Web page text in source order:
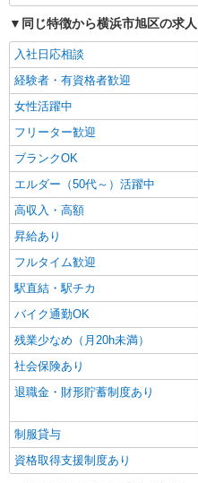
派遣社員
株式会社トラストグロース 新
住宅型有料
時給：
神奈川県
キープ
同じ特徴から横浜市旭区の求
入社日応相談
経験者・有資格者歓迎
女性活躍中
フリーター歓迎
ブランクOK
エルダー（50代～）活躍中
高収入・高額
昇給あり
フルタイム歓迎
駅直結・駅チカ
バイク通勤OK
残業少なめ（月20h未満）
社会保険あり
退職金・財形貯蓄制度あり
制服貸与
資格取得支援制度あり